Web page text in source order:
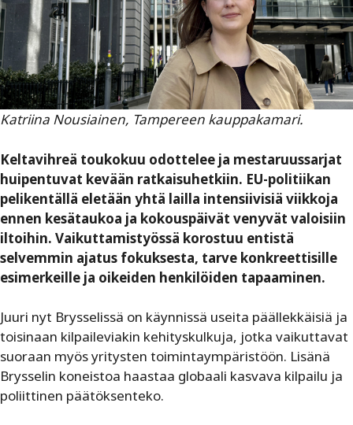
Katriina Nousiainen, Tampereen kauppakamari.
Keltavihreä toukokuu odottelee ja mestaruussarjat
huipentuvat kevään ratkaisuhetkiin. EU-politiikan
pelikentällä eletään yhtä lailla intensiivisiä viikkoja
ennen kesätaukoa ja kokouspäivät venyvät valoisiin
iltoihin. Vaikuttamistyössä korostuu entistä
selvemmin ajatus fokuksesta, tarve konkreettisille
esimerkeille ja oikeiden henkilöiden tapaaminen.
Juuri nyt Brysselissä on käynnissä useita päällekkäisiä ja
toisinaan kilpaileviakin kehityskulkuja, jotka vaikuttavat
suoraan myös yritysten toimintaympäristöön. Lisänä
Brysselin koneistoa haastaa globaali kasvava kilpailu ja
poliittinen päätöksenteko.